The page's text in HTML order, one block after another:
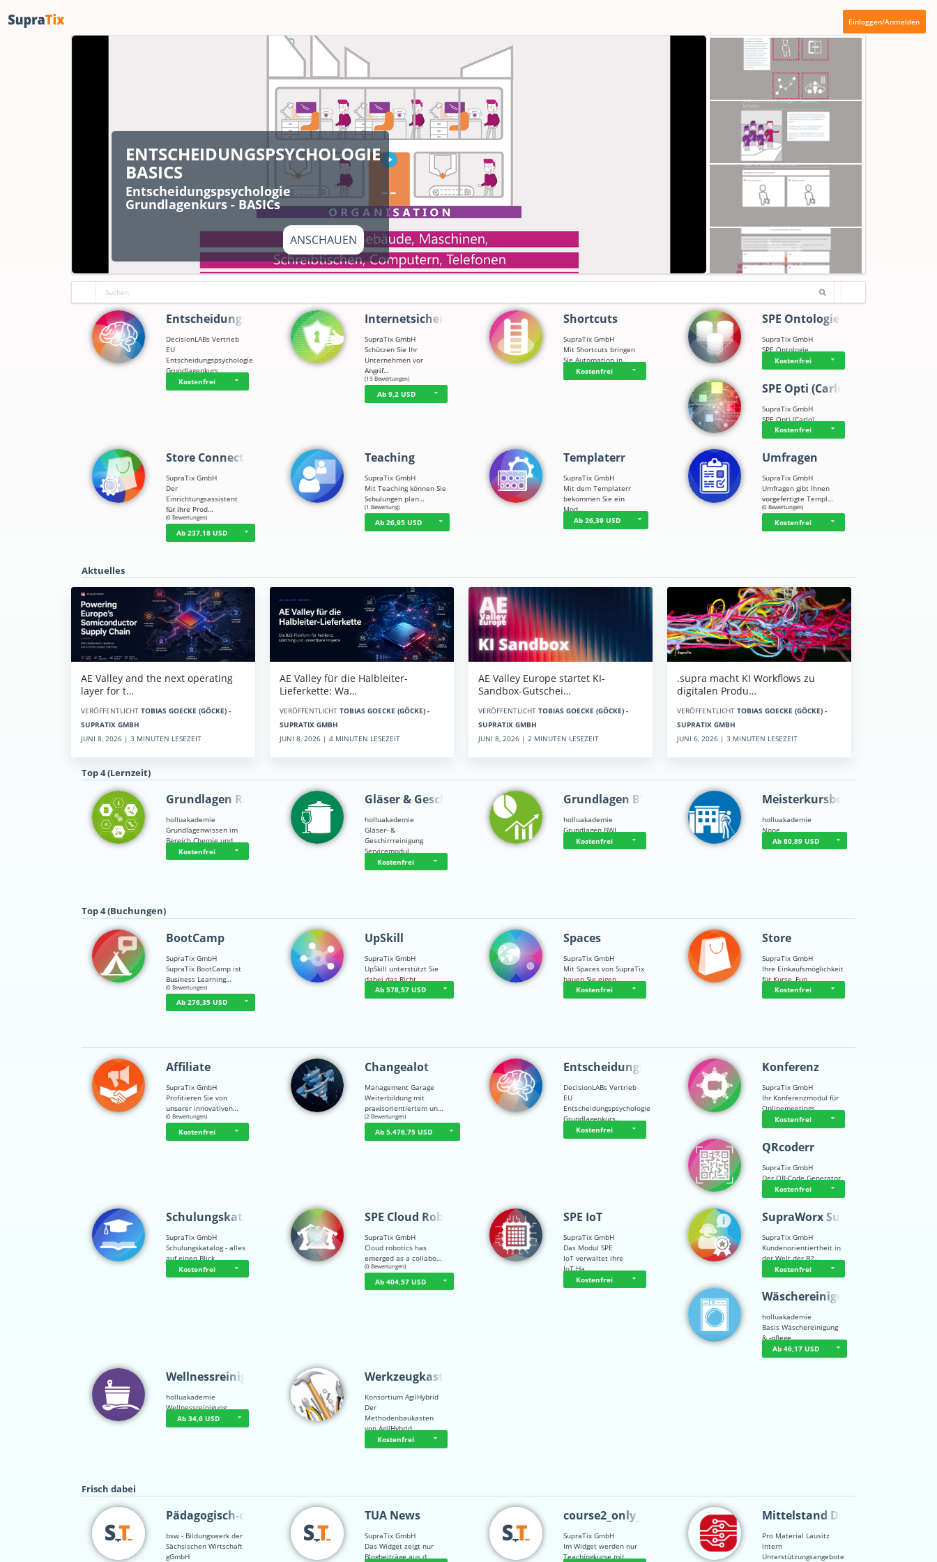
Einloggen/Anmelden
ENTSCHEIDUNGSPSYCHOLOGIE
BASICS
Entscheidungspsychologie
Grundlagenkurs - BASICs
ANSCHAUEN
Entscheidungsps…
DecisionLABs Vertrieb
EU
Entscheidungspsychologie
Grundlagenkurs…
Kostenfrei
Internetsicherh…
SupraTix GmbH
Schützen Sie Ihr
Unternehmen vor
Angrif…
☆☆☆☆☆
(19 Bewertungen)
Ab 9,2 USD
Shortcuts
SupraTix GmbH
Mit Shortcuts bringen
Sie Automation in…
Kostenfrei
SPE Ontologie
SupraTix GmbH
SPE Ontologie
Kostenfrei
SPE Opti (Carlo)
SupraTix GmbH
SPE Opti (Carlo)
Kostenfrei
Store Connect
SupraTix GmbH
Der
Einrichtungsassistent
für Ihre Prod…
☆☆☆ ☆☆
(0 Bewertungen)
Ab 237,18 USD
Teaching
SupraTix GmbH
Mit Teaching können Sie
Schulungen plan…
☆☆ ☆☆☆
(1 Bewertung)
Ab 26,95 USD
Templaterr
SupraTix GmbH
Mit dem Templaterr
bekommen Sie ein
Mod…
Ab 26,39 USD
Umfragen
SupraTix GmbH
Umfragen gibt Ihnen
vorgefertigte Templ…
☆☆☆☆☆
(0 Bewertungen)
Kostenfrei
Aktuelles
AE Valley and the next operating
layer for t…
VERÖFFENTLICHT TOBIAS GOECKE (GÖCKE) -
SUPRATIX GMBH
JUNI 8, 2026 | 3 MINUTEN LESEZEIT
AE Valley für die Halbleiter-
Lieferkette: Wa…
VERÖFFENTLICHT TOBIAS GOECKE (GÖCKE) -
SUPRATIX GMBH
JUNI 8, 2026 | 4 MINUTEN LESEZEIT
AE Valley Europe startet KI-
Sandbox-Gutschei…
VERÖFFENTLICHT TOBIAS GOECKE (GÖCKE) -
SUPRATIX GMBH
JUNI 8, 2026 | 2 MINUTEN LESEZEIT
.supra macht KI Workflows zu
digitalen Produ…
VERÖFFENTLICHT TOBIAS GOECKE (GÖCKE) -
SUPRATIX GMBH
JUNI 6, 2026 | 3 MINUTEN LESEZEIT
Top 4 (Lernzeit)
Grundlagen Rein…
holluakademie
Grundlagenwissen im
Bereich Chemie und …
Kostenfrei
Gläser & Geschi…
holluakademie
Gläser- &
Geschirrreinigung
Servicemodul
Kostenfrei
Grundlagen BWL
holluakademie
Grundlagen BWL
Kostenfrei
Meisterkursbegl…
holluakademie
None
Ab 80,89 USD
Top 4 (Buchungen)
BootCamp
SupraTix GmbH
SupraTix BootCamp ist
Business Learning…
☆☆☆☆☆
(0 Bewertungen)
Ab 276,35 USD
UpSkill
SupraTix GmbH
UpSkill unterstützt Sie
dabei das Richt…
Ab 578,57 USD
Spaces
SupraTix GmbH
Mit Spaces von SupraTix
bauen Sie eigen…
Kostenfrei
Store
SupraTix GmbH
Ihre Einkaufsmöglichkeit
für Kurse, Fun…
Kostenfrei
Affiliate
SupraTix GmbH
Profitieren Sie von
unserer innovativen…
☆ ☆☆☆☆
(0 Bewertungen)
Kostenfrei
Changealot
Management Garage
Weiterbildung mit
praxisorientiertem un…
☆☆☆ ☆☆
(2 Bewertungen)
Ab 5.476,75 USD
Entscheidungsps…
DecisionLABs Vertrieb
EU
Entscheidungspsychologie
Grundlagenkurs…
Kostenfrei
Konferenz
SupraTix GmbH
Ihr Konferenzmodul für
Onlinemeetings
Kostenfrei
QRcoderr
SupraTix GmbH
Der QR-Code Generator
Kostenfrei
Schulungskatalog
SupraTix GmbH
Schulungskatalog - alles
auf einen Blick
Kostenfrei
SPE Cloud Robot…
SupraTix GmbH
Cloud robotics has
emerged as a collabo…
☆☆☆☆☆
(0 Bewertungen)
Ab 404,57 USD
SPE IoT
SupraTix GmbH
Das Modul SPE
IoT verwaltet ihre
IoT Ha…
Kostenfrei
SupraWorx Suppo…
SupraTix GmbH
Kundenorientiertheit in
der Welt der B2…
Kostenfrei
Wäschereinigung…
holluakademie
Basis Wäschereinigung
& -pflege
Ab 46,17 USD
Wellnessreinigu…
holluakademie
Wellnessreinigung
Ab 34,6 USD
Werkzeugkasten
Konsortium AgilHybrid
Der
Methodenbaukasten
von AgilHybrid
Kostenfrei
Frisch dabei
Pädagogisch-did…
bsw - Bildungswerk der
Sächsischen Wirtschaft
gGmbH
TUA News
SupraTix GmbH
Das Widget zeigt nur
Blogbeiträge aus d…
course2_only_te…
SupraTix GmbH
Im Widget werden nur
Teachingkurse mit …
Mittelstand Dig…
Pro Material Lausitz
intern
Unterstützungsangebote